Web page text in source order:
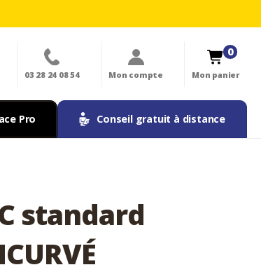
03 28 24 08 54 Mon compte Mon panier
0
Pro Conseil gratuit à distance
standard